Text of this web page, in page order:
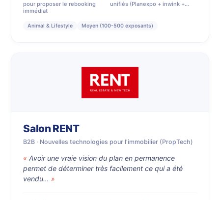
pour proposer le rebooking
immédiat
unifiés (Planexpo + inwink +…
Animal & Lifestyle Moyen (100-500 exposants)
Salon RENT
B2B · Nouvelles technologies pour l'immobilier (PropTech)
Avoir une vraie vision du plan en permanence
permet de déterminer très facilement ce qui a été
vendu…